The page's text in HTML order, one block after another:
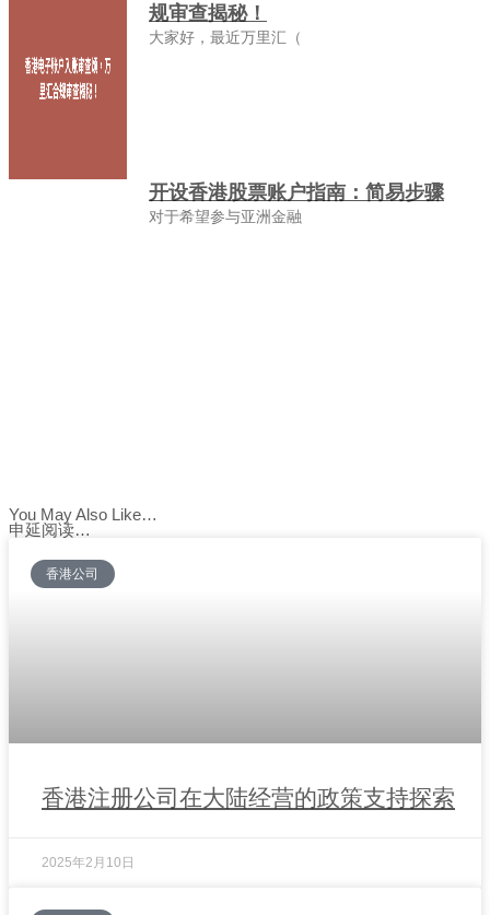
规审查揭秘！
大家好，最近万里汇（
开设香港股票账户指南：简易步骤
对于希望参与亚洲金融
You May Also Like…
申延阅读…
香港公司
香港注册公司在大陆经营的政策支持探索
2025年2月10日